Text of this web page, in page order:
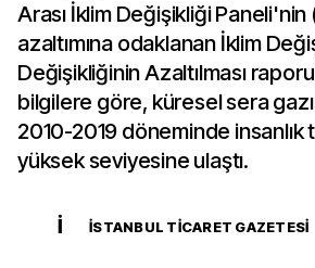
Arası İklim Değişikliği
azaltımına odaklanan İklim
Değişikliğinin Azaltılması
bilgilere göre, küresel sera
2010-2019 döneminde insanlık
yüksek seviyesine ulaştı.
İ İSTANBUL TICARET GAZETESI